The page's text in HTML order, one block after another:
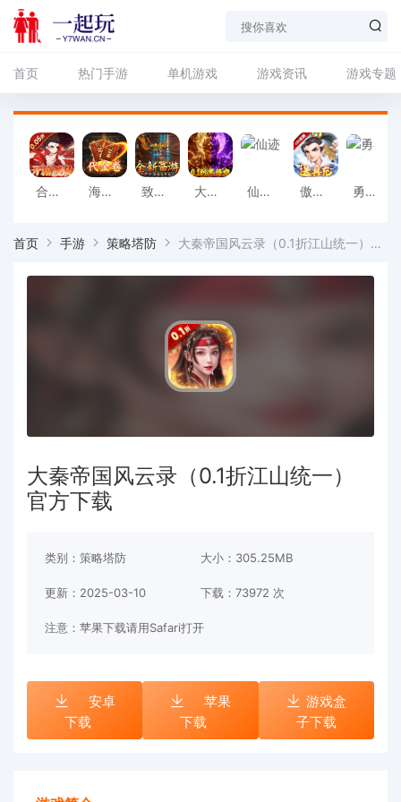
首页 热门手游 单机游戏 游戏资讯 游戏专题
合体三国（0.05折开箱渡劫）最新版本 海岛传奇（西游专属无限刀）最新版本 致命狙击（暗黑悟空传奇）官方版 大圣之怒（0.1折西游后传）中文版 仙迹（西游降妖0.05折）安卓版 傲剑情缘（GM版本）最新版 勇者大暴走（0.1折免费特权版）官方下载
首页 手游 策略塔防 大秦帝国风云录（0.1折江山统一）官方下载
大秦帝国风云录（0.1折江山统一）
官方下载
类别：策略塔防 大小：305.25MB
更新：2025-03-10 下载： 73972 次
注意：苹果下载请用Safari打开
安卓
下载
苹果
下载
游戏盒
子下载